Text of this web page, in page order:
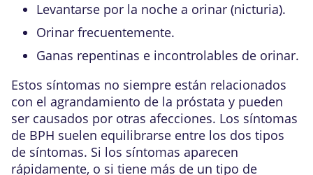
Levantarse por la noche a orinar (nicturia).
Orinar frecuentemente.
Ganas repentinas e incontrolables de orinar.
Estos síntomas no siempre están relacionados
con el agrandamiento de la próstata y pueden
ser causados por otras afecciones. Los síntomas
de BPH suelen equilibrarse entre los dos tipos
de síntomas. Si los síntomas aparecen
rápidamente, o si tiene más de un tipo de